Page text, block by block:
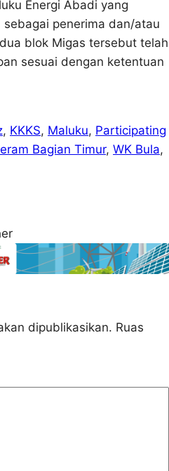
Energi Abadi yang
penerima dan/atau
blok Migas tersebut telah
sesuai dengan ketentuan
, KKKS, Maluku, Participating
Bagian Timur, WK Bula
dipublikasikan. Ruas